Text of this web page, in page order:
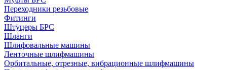
Переходники резьбовые
Фитинги
Штуцеры БРС
Шланги
Шлифовальные машины
Ленточные шлифмашины
Орбитальные, отрезные, вибрационные шлифмашины